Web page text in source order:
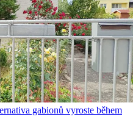
gabionů vyroste během